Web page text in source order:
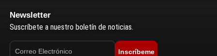
Newsletter
Suscríbete a nuestro boletín de noticias.
Inscríbeme